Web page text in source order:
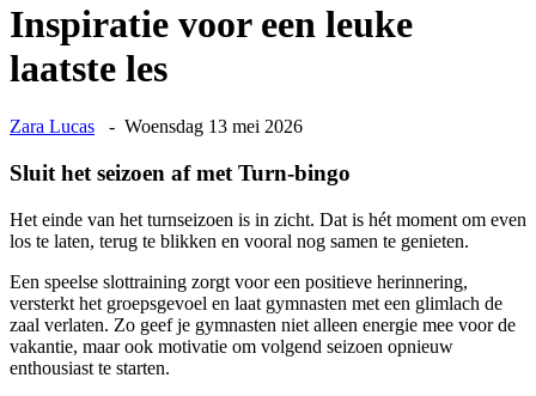
Inspiratie voor een leuke
laatste les
Zara Lucas ‐ Woensdag 13 mei 2026
Sluit het seizoen af met Turn-bingo
Het einde van het turnseizoen is in zicht. Dat is hét moment om even
los te laten, terug te blikken en vooral nog samen te genieten.
Een speelse slottraining zorgt voor een positieve herinnering,
versterkt het groepsgevoel en laat gymnasten met een glimlach de
zaal verlaten. Zo geef je gymnasten niet alleen energie mee voor de
vakantie, maar ook motivatie om volgend seizoen opnieuw
enthousiast te starten.